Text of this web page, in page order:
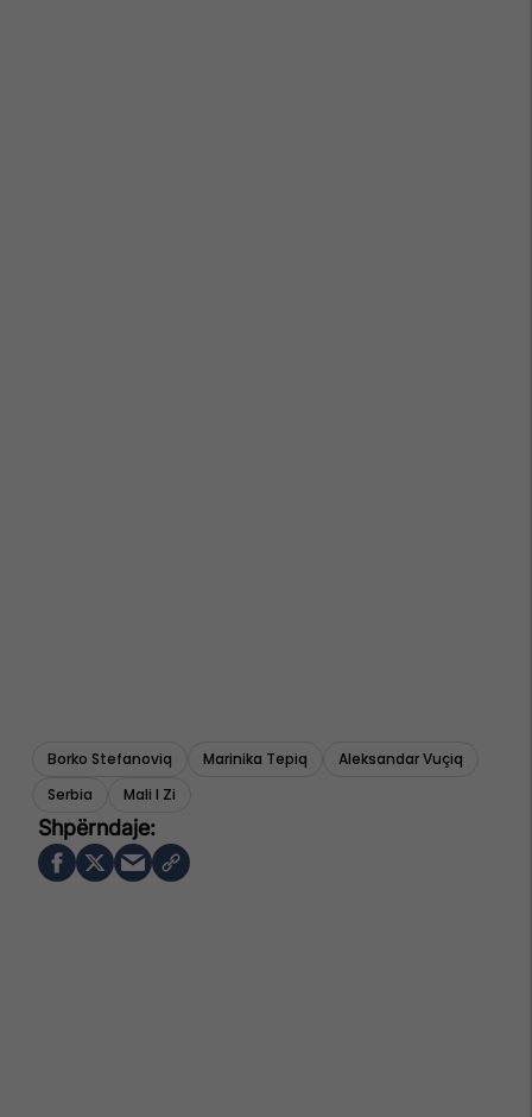
Borko Stefanoviq Marinika Tepiq
Aleksandar Vuçiq
Serbia
Mali I Zi